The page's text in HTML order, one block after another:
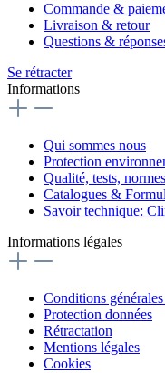
Commande &
Livraison & retour
Questions &
Se rétracter
Informations
Qui sommes nous
Protection
Qualité, tests, normes
Catalogues &
Savoir technique:
Informations légales
Conditions
Protection données
Rétractation
Mentions légales
Cookies